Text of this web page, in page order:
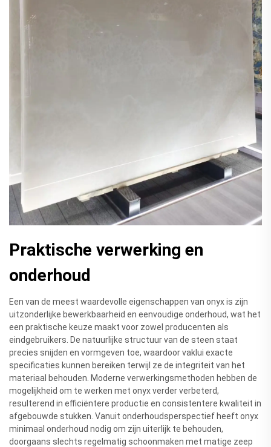
Praktische verwerking en
onderhoud
Een van de meest waardevolle eigenschappen van onyx is zijn
uitzonderlijke bewerkbaarheid en eenvoudige onderhoud, wat het
een praktische keuze maakt voor zowel producenten als
eindgebruikers. De natuurlijke structuur van de steen staat
precies snijden en vormgeven toe, waardoor vaklui exacte
specificaties kunnen bereiken terwijl ze de integriteit van het
materiaal behouden. Moderne verwerkingsmethoden hebben de
mogelijkheid om te werken met onyx verder verbeterd,
resulterend in efficiëntere productie en consistentere kwaliteit in
afgebouwde stukken. Vanuit onderhoudsperspectief heeft onyx
minimaal onderhoud nodig om zijn uiterlijk te behouden,
doorgaans slechts regelmatig schoonmaken met matige zeep